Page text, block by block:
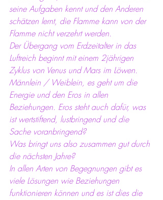
seine Aufgaben kennt und den Anderen
schätzen lernt, die Flamme kann von der
Flamme nicht verzehrt werden.
Der Übergang vom Erdzeitalter in das
Luftreich beginnt mit einem 2jährigen
Zyklus von Venus und Mars im Löwen.
Männlein / Weiblein, es geht um die
Energie und den Eros in allen
Beziehungen. Eros steht auch dafür, was
ist wertstiftend, lustbringend und die
Sache voranbringend?
Was bringt uns also zusammen gut durch
die nächsten Jahre?
In allen Arten von Begegnungen gibt es
viele Lösungen wie Beziehungen
funktionieren können und es ist dies die